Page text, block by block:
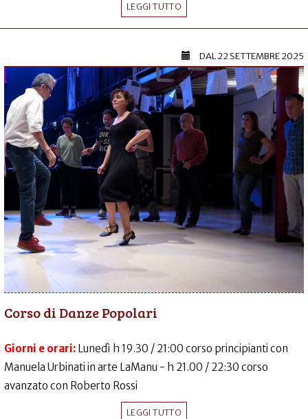
LEGGI TUTTO
DAL22 SETTEMBRE 2025
Corso di Danze Popolari
Giorni e orari: Lunedì h 19.30 / 21:00 corso principianti con
Manuela Urbinati in arte LaManu - h 21.00 / 22:30 corso
avanzato con Roberto Rossi
LEGGI TUTTO